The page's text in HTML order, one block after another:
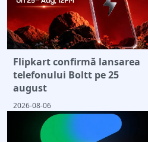
Flipkart confirmă lansarea
telefonului Boltt pe 25
august
2026-08-06